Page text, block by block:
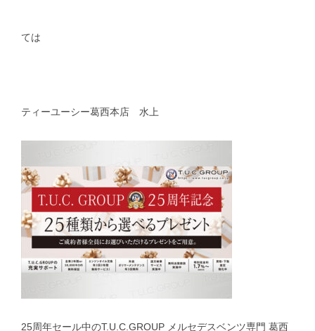
ては
ティーユーシー葛西本店 水上
25周年セール中のT.U.C.GROUP メルセデスベンツ専門 葛西